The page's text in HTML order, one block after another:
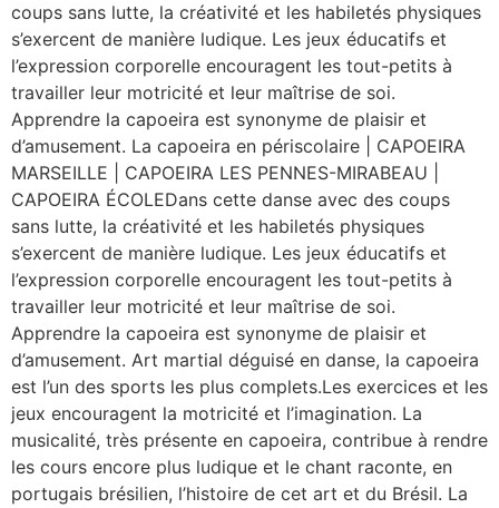
coups sans lutte, la créativité et les habiletés physiques
s’exercent de manière ludique. Les jeux éducatifs et
l’expression corporelle encouragent les tout-petits à
travailler leur motricité et leur maîtrise de soi.
Apprendre la capoeira est synonyme de plaisir et
d’amusement. La capoeira en périscolaire | CAPOEIRA
MARSEILLE | CAPOEIRA LES PENNES-MIRABEAU |
CAPOEIRA ÉCOLEDans cette danse avec des coups
sans lutte, la créativité et les habiletés physiques
s’exercent de manière ludique. Les jeux éducatifs et
l’expression corporelle encouragent les tout-petits à
travailler leur motricité et leur maîtrise de soi.
Apprendre la capoeira est synonyme de plaisir et
d’amusement. Art martial déguisé en danse, la capoeira
est l’un des sports les plus complets.Les exercices et les
jeux encouragent la motricité et l’imagination. La
musicalité, très présente en capoeira, contribue à rendre
les cours encore plus ludique et le chant raconte, en
portugais brésilien, l’histoire de cet art et du Brésil. La